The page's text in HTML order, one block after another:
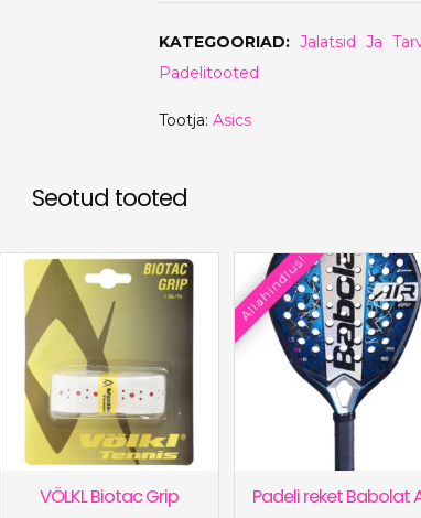
KATEGOORIAD:Jalatsid Ja
Padelitooted
Tootja:Asics
Seotud tooted
VÖLKL Biotac Grip
Allahindlus!
Padeli reket Babolat